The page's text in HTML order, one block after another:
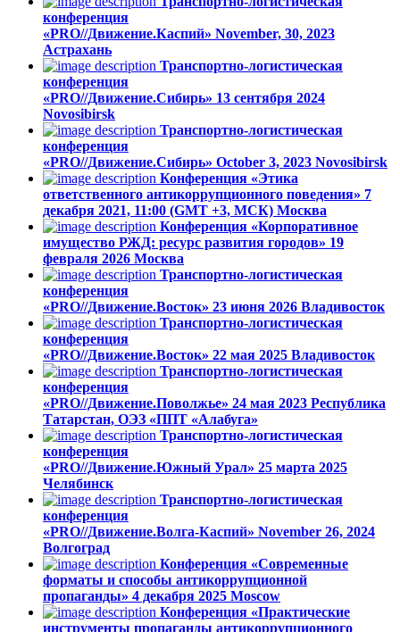
конференция
«PRO//Движение.Каспий» November, 30, 2023
Астрахань
Транспортно-логистическая
конференция
«PRO//Движение.Сибирь» 13 сентября 2024
Novosibirsk
Транспортно-логистическая
конференция
«PRO//Движение.Сибирь» October 3, 2023 Novosibirsk
Конференция «Этика
ответственного антикоррупционного поведения» 7
декабря 2021, 11:00 (GMT +3, МСК) Москва
Конференция «Корпоративное
имущество РЖД: ресурс развития городов» 19
февраля 2026 Москва
Транспортно-логистическая
конференция
«PRO//Движение.Восток» 23 июня 2026 Владивосток
Транспортно-логистическая
конференция
«PRO//Движение.Восток» 22 мая 2025 Владивосток
Транспортно-логистическая
конференция
«PRO//Движение.Поволжье» 24 мая 2023 Республика
Татарстан, ОЭЗ «ППТ «Алабуга»
Транспортно-логистическая
конференция
«PRO//Движение.Южный Урал» 25 марта 2025
Челябинск
Транспортно-логистическая
конференция
«PRO//Движение.Волга-Каспий» November 26, 2024
Волгоград
Конференция «Современные
форматы и способы антикоррупционной
пропаганды» 4 декабря 2025 Moscow
Конференция «Практические
инструменты пропаганды антикоррупционного